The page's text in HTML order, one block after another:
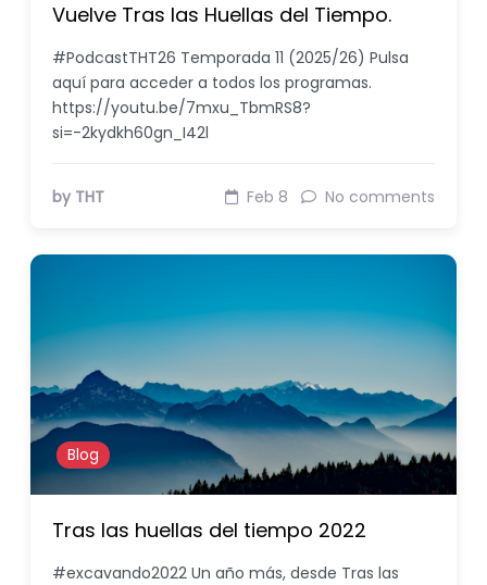
Vuelve Tras las Huellas del Tiempo.
#PodcastTHT26 Temporada 11 (2025/26) Pulsa
aquí para acceder a todos los programas.
https://youtu.be/7mxu_TbmRS8?
si=-2kydkh60gn_I42l
by THT Feb 8 No comments
Blog
Tras las huellas del tiempo 2022
#excavando2022 Un año más, desde Tras las